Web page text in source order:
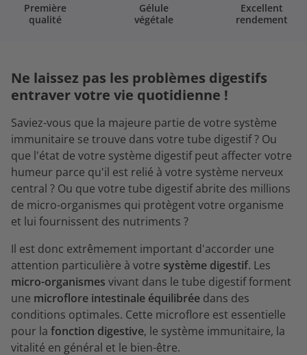
Première
qualité
Gélule
végétale
Excellent
rendement
Ne laissez pas les problèmes digestifs
entraver votre vie quotidienne !
Saviez-vous que la majeure partie de votre système
immunitaire se trouve dans votre tube digestif ? Ou
que l'état de votre système digestif peut affecter votre
humeur parce qu'il est relié à votre système nerveux
central ? Ou que votre tube digestif abrite des millions
de micro-organismes qui protègent votre organisme
et lui fournissent des nutriments ?
Il est donc extrêmement important d'accorder une
attention particulière à votre système digestif. Les
micro-organismes vivant dans le tube digestif forment
une microflore intestinale équilibrée dans des
conditions optimales. Cette microflore est essentielle
pour la fonction digestive, le système immunitaire, la
vitalité en général et le bien-être.